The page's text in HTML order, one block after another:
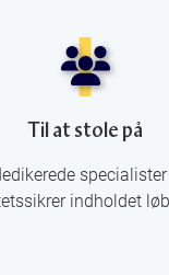
Til at stole på
indholdet